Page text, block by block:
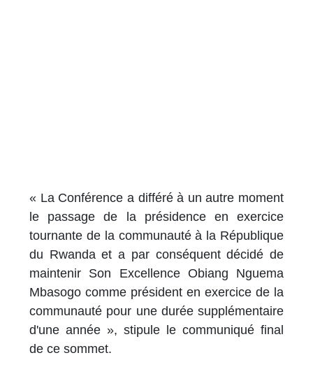
« La Conférence a différé à un autre moment
le passage de la présidence en exercice
tournante de la communauté à la République
du Rwanda et a par conséquent décidé de
maintenir Son Excellence Obiang Nguema
Mbasogo comme président en exercice de la
communauté pour une durée supplémentaire
d'une année », stipule le communiqué final
de ce sommet.